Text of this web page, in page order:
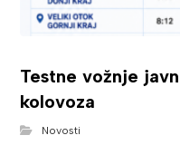
Testne vožnje
kolovoza
Novosti